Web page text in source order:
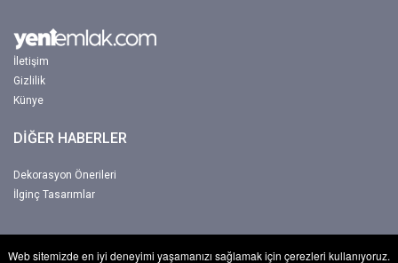
İletişim
Gizlilik
Künye
DİĞER HABERLER
Dekorasyon Önerileri
İlginç Tasarımlar
Web sitemizde en iyi deneyimi yaşamanızı sağlamak için çerezleri kullanıyoruz.